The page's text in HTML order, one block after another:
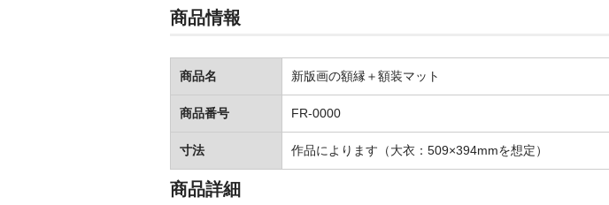
商品情報
商品名 新版画の額縁＋額装マット
商品番号 FR-0000
寸法 作品によります（大衣：509×394mmを想定）
商品詳細